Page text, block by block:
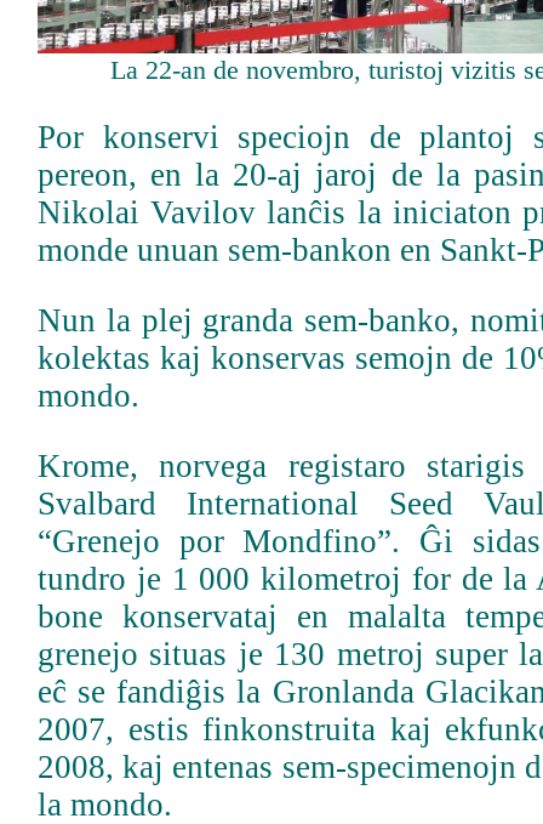
La 22-an de novembro, turistoj vizitis
Por konservi speciojn de
pereon, en la 20-aj jaroj de la
Nikolai Vavilov lanĉis la iniciaton
monde unuan sem-bankon en Sankt-
Nun la plej granda sem-banko,
kolektas kaj konservas semojn de
mondo.
Krome, norvega registaro starigis
Svalbard International Seed
“Grenejo por Mondfino”. Ĝi
tundro je 1 000 kilometroj for de la
bone konservataj en malalta
grenejo situas je 130 metroj super
eĉ se fandiĝis la Gronlanda
2007, estis finkonstruita kaj
2008, kaj entenas sem-specimenojn
la mondo.